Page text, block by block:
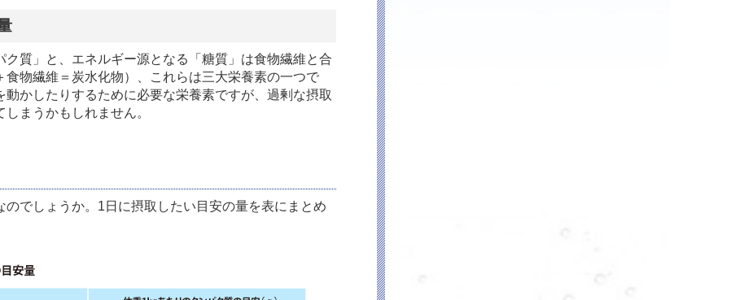
ク質」と、エネルギー源となる「糖質」は食物繊維と合
食物繊維＝炭水化物）、これらは三大栄養素の一つで
かしたりするために必要な栄養素ですが、過剰な摂取
まうかもしれません。
のでしょうか。1日に摂取したい目安の量を表にまとめ